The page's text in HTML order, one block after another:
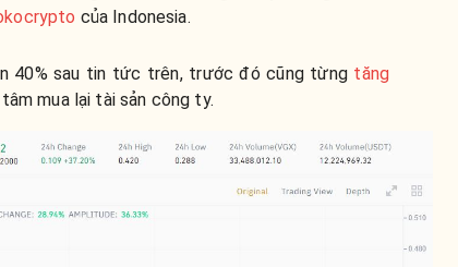
của Indonesia.
40% sau tin tức trên, trước đó cũng từng tăng
mua lại tài sản công ty.